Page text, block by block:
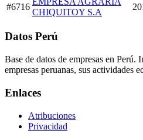
#6716
CHIQUITOY S.A
Datos Perú
Base de datos de empresas en Perú.
empresas peruanas, sus actividades
Enlaces
Atribuciones
Privacidad